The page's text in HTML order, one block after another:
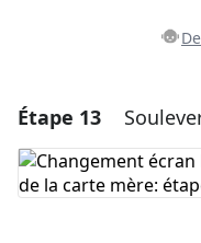
Ajouter un
Étape 13